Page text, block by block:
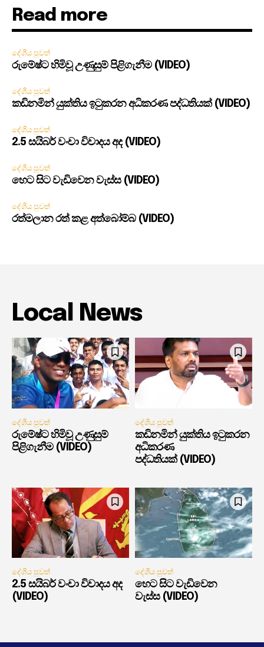
Read more
දේශීය පුවත්
රුමේෂ්ට හිමිවූ උණුසුම් පිළිගැනීම (VIDEO)
දේශීය පුවත්
කඩිනමින් යුක්තිය ඉටුකරන අධිකරණ පද්ධතියක් (VIDEO)
දේශීය පුවත්
2.5 සයිබර් වංචා විවාදය අද (VIDEO)
දේශීය පුවත්
හෙට සිට වැඩිවෙන වැස්ස (VIDEO)
දේශීය පුවත්
රත්මලාන රත් කළ අත්බෝම්බ (VIDEO)
Local News
දේශීය පුවත්
රුමේෂ්ට හිමිවූ උණුසුම්
පිළිගැනීම (VIDEO)
දේශීය පුවත්
කඩිනමින් යුක්තිය ඉටුකරන
අධිකරණ
පද්ධතියක් (VIDEO)
දේශීය පුවත්
2.5 සයිබර් වංචා විවාදය අද
(VIDEO)
දේශීය පුවත්
හෙට සිට වැඩිවෙන
වැස්ස (VIDEO)